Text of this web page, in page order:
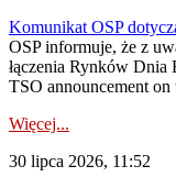
Komunikat OSP
OSP informuje, że z
łączenia Rynków Dnia
TSO announcement
Więcej...
30 lipca 2026, 11:52